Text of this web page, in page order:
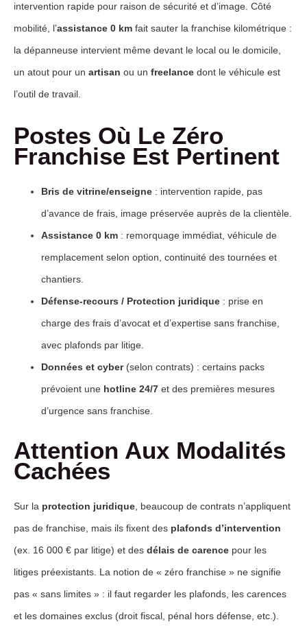
intervention rapide pour raison de sécurité et d’image. Côté
mobilité, l’assistance 0 km fait sauter la franchise kilométrique :
la dépanneuse intervient même devant le local ou le domicile,
un atout pour un artisan ou un freelance dont le véhicule est
l’outil de travail.
Postes Où Le Zéro
Franchise Est Pertinent
Bris de vitrine/enseigne : intervention rapide, pas
d’avance de frais, image préservée auprès de la clientèle.
Assistance 0 km : remorquage immédiat, véhicule de
remplacement selon option, continuité des tournées et
chantiers.
Défense-recours / Protection juridique : prise en
charge des frais d’avocat et d’expertise sans franchise,
avec plafonds par litige.
Données et cyber(selon contrats) : certains packs
prévoient une hotline 24/7 et des premières mesures
d’urgence sans franchise.
Attention Aux Modalités
Cachées
Sur la protection juridique , beaucoup de contrats n’appliquent
pas de franchise, mais ils fixent des plafonds d’intervention
(ex. 16 000 € par litige) et des délais de carence pour les
litiges préexistants. La notion de « zéro franchise » ne signifie
pas « sans limites » : il faut regarder les plafonds, les carences
et les domaines exclus (droit fiscal, pénal hors défense, etc.).